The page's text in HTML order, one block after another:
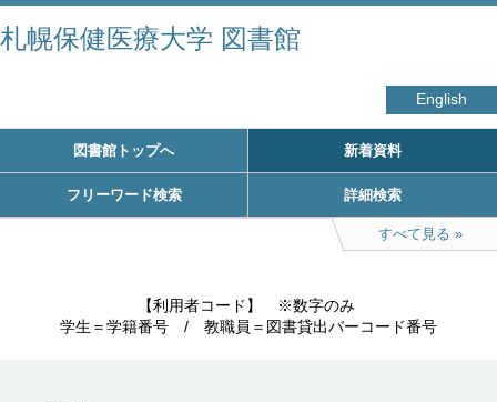
札幌保健医療大学 図書館
English
図書館トップへ 新着資料
フリーワード検索 詳細検索
すべて見る
【利用者コード】　※数字のみ
学生＝学籍番号　/　教職員＝図書貸出バーコード番号